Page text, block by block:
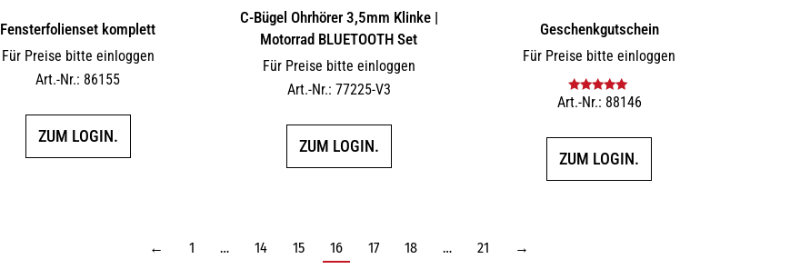
Fensterfolienset komplett
Für Preise bitte einloggen
Art.-Nr.: 86155
ZUM LOGIN.
C-Bügel Ohrhörer 3,5mm Klinke |
Motorrad BLUETOOTH Set
Für Preise bitte einloggen
Art.-Nr.: 77225-V3
ZUM LOGIN.
Geschenkgutschein
Für Preise bitte einloggen
Bewertet mit
Art.-Nr.: 88146
ZUM LOGIN.
← 1 … 14 15 16 17 18 … 21 →